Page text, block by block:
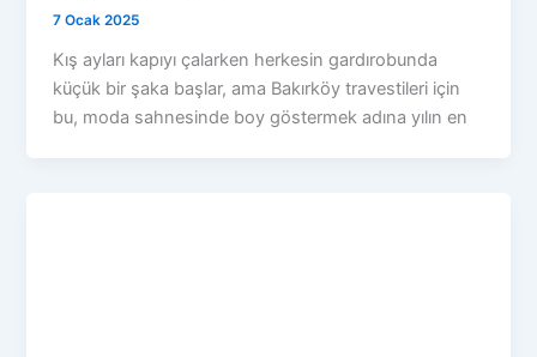
7 Ocak 2025
Kış ayları kapıyı çalarken herkesin gardırobunda
küçük bir şaka başlar, ama Bakırköy travestileri için
bu, moda sahnesinde boy göstermek adına yılın en